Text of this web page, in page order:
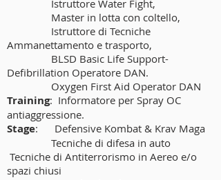
Istruttore Water Fight,
Master in lotta con coltello,
Istruttore di Tecniche
Ammanettamento e trasporto,
BLSD Basic Life Support-
Defibrillation Operatore DAN.
Oxygen First Aid Operator DAN
Training: Informatore per Spray OC
antiaggressione.
Stage: Defensive Kombat & Krav Maga
Tecniche di difesa in auto
Tecniche di Antiterrorismo in Aereo e/o
spazi chiusi